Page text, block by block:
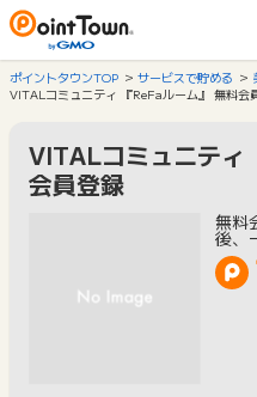
ポイントタウンTOP サービスで貯める
VITALコミュニティ 『ReFaルーム』 無料会
VITALコミュニティ
会員登録
無料
後、